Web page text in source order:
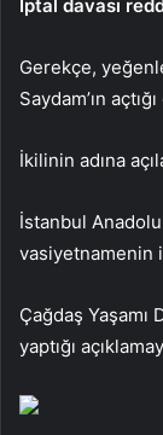
İptal davası
Gerekçe,
Saydam’ın
İkilinin adına
İstanbul
vasiyetnamenin
Çağdaş Yaşamı
yaptığı